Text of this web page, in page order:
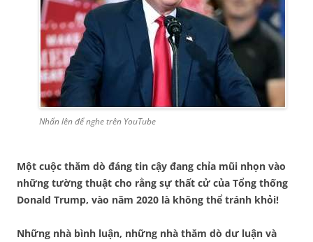
Nhấn lên để nghe trên YouTube
Một cuộc thăm dò đáng tin cậy đang chỉa mũi nhọn vào
những tường thuật cho rằng sựthất cử của Tổng thống
Donald Trump, vào năm 2020 là không thể tránh khỏi!
Những nhà bình luận, những nhà thăm dò dư luận và